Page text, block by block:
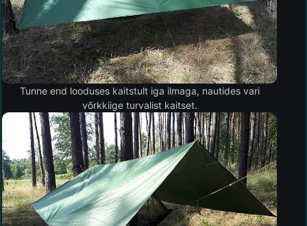
Tunne end looduses kaitstult iga ilmaga, nautides vari
võrkkiige turvalist kaitset.